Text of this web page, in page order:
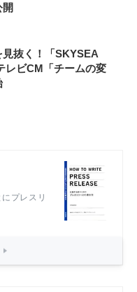
抜く！「SKYSEA
レビCM「チームの変
プレスリ